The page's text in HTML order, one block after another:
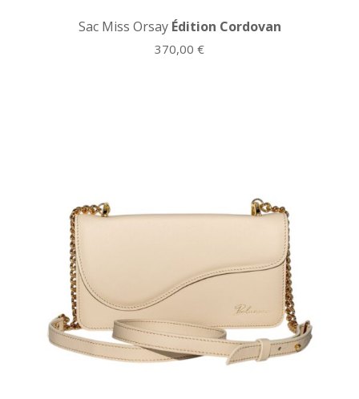
Sac Miss Orsay Édition Cordovan
370,00 €